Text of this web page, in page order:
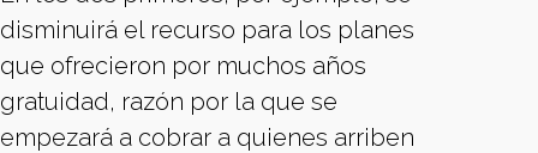
disminuirá el recurso para los planes
que ofrecieron por muchos años
gratuidad, razón por la que se
empezará a cobrar a quienes arriben